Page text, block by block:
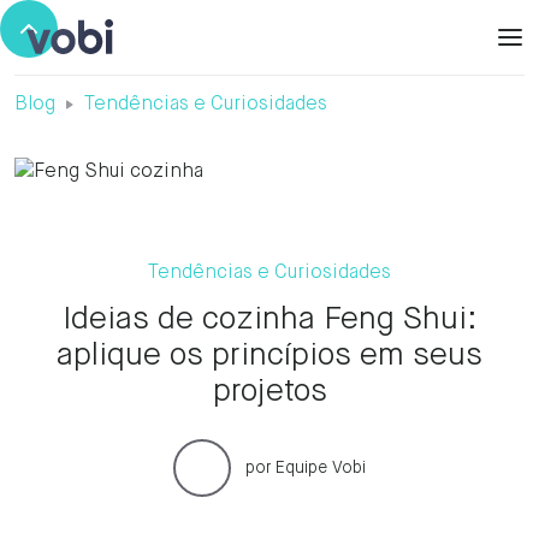
Blog Tendências e Curiosidades
Tendências e Curiosidades
Ideias de cozinha Feng Shui:
aplique os princípios em seus
projetos
por Equipe Vobi